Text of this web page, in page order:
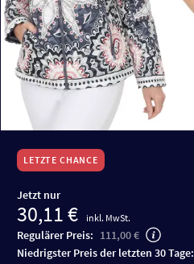
LETZTE CHANCE
Jetzt nur
30,11 € inkl. MwSt.
Regulärer Preis: 111,00 €
niedrigster Preis der letzten 30 Tage: